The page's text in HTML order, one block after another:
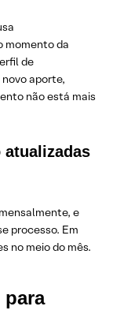
momento da
de
aporte,
não está mais
e
processo. Em
no meio do mês.
para